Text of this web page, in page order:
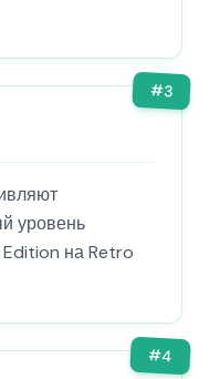
#3
уровень
Edition на Retro
#4